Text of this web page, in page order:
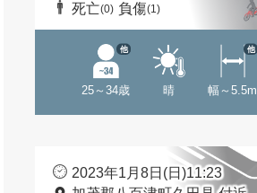
死亡(0) 負傷(1)
25～34歳
他
晴 幅～5.5m
他
2023年1月8日(日)11:23